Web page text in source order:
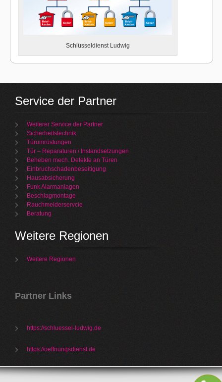
Schlüsseldienst Ludwig
Service der Partner
Weiterer Service der Partner
Sicherheitstechnik
Türumrüstungen
Tür – Reparaturen / Instandsetzungen
Beheben mech. Defekte an Türen
Einbruchschadenbeseitigung
Hausabsicherung
Funk Alarmanlagen
Beschlagmontage
Rauchmelderservcie
Beratung
Weitere Regionen
Weitere Regionen
Partner Links
https://schluessel-ludwig.de
https://oeffnungsdienst.de